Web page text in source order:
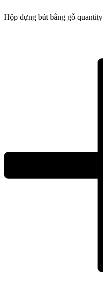
Hộp đựng bút bằng gỗ quantity